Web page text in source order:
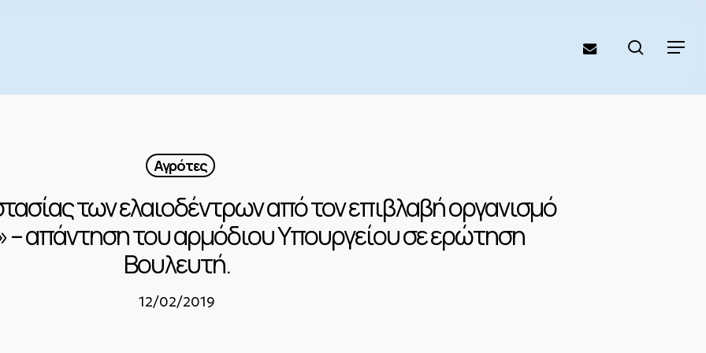
Menu
email search
Αγρότες
των ελαιοδέντρων από τον επιβλαβή οργανισμό
απάντηση του αρμόδιου Υπουργείου σε ερώτηση
Βουλευτή.
12/02/2019